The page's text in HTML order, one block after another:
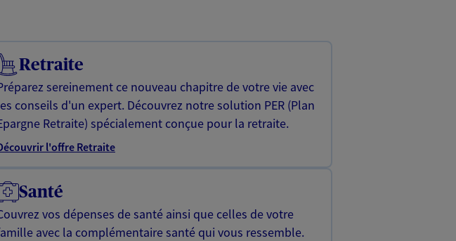
Retraite
sereinement ce nouveau chapitre de votre vie avec
conseils d'un expert. Découvrez notre solution PER (Plan
Retraite) spécialement conçue pour la retraite.
l'offre Retraite
Santé
vos dépenses de santé ainsi que celles de votre
avec la complémentaire santé qui vous ressemble.